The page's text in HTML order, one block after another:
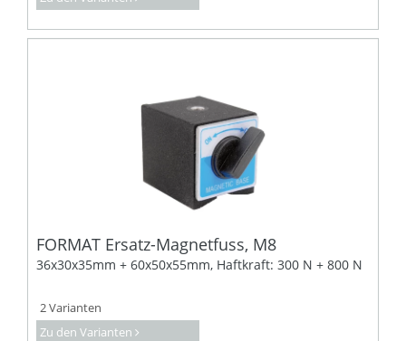
FORMAT Ersatz-Magnetfuss, M8
36x30x35mm + 60x50x55mm, Haftkraft: 300 N + 800 N
2 Varianten
Zu den Varianten